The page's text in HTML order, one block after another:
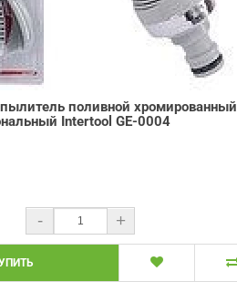
поливной хромированный
Intertool GE-0004
- +